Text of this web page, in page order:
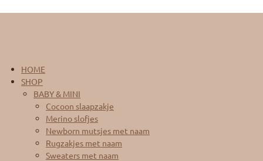
HOME
SHOP
BABY & MINI
Cocoon slaapzakje
Merino slofjes
Newborn mutsjes met naam
Rugzakjes met naam
Sweaters met naam